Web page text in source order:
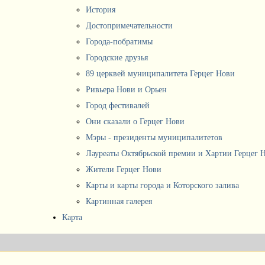
История
Достопримечательности
Города-побратимы
Городские друзья
89 церквей муниципалитета Герцег Нови
Ривьера Нови и Орьен
Город фестивалей
Они сказали о Герцег Нови
Мэры - президенты муниципалитетов
Лауреаты Октябрьской премии и Хартии Герцег
Жители Герцег Нови
Карты и карты города и Которского залива
Картинная галерея
Карта